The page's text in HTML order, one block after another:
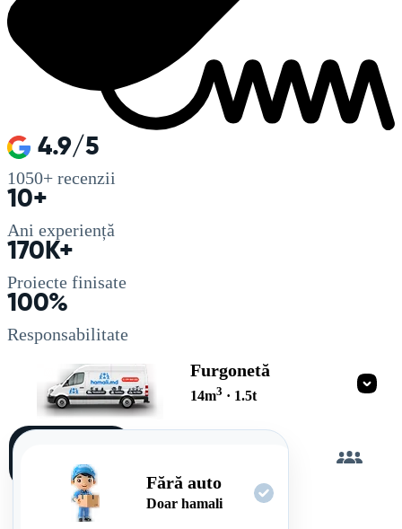
4.9/5
1050+ recenzii
10+
Ani experiență
170K+
Proiecte finisate
100%
Responsabilitate
Furgonetă
14m3 · 1.5t
Fără auto
Doar hamali
singur